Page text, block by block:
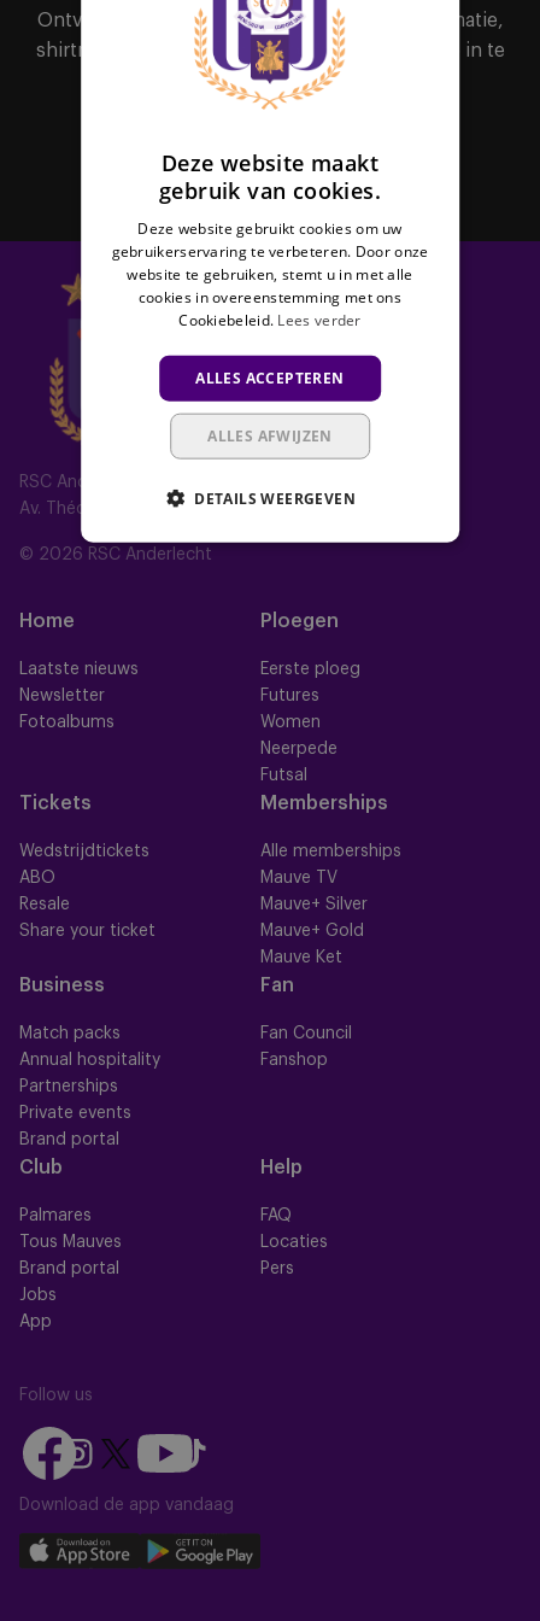
RSC Anderlecht
Av. Théo Verbeeck 2, 1070 Anderlecht, Belgium
© 2026 RSC Anderlecht
Home
Laatste nieuws
Newsletter
Fotoalbums
Ploegen
Eerste ploeg
Futures
Women
Neerpede
Futsal
Tickets
Wedstrijdtickets
ABO
Resale
Share your ticket
Memberships
Alle memberships
Mauve TV
Mauve+ Silver
Mauve+ Gold
Mauve Ket
Business
Match packs
Annual hospitality
Partnerships
Private events
Brand portal
Fan
Fan Council
Fanshop
Club
Palmares
Tous Mauves
Brand portal
Jobs
App
Help
FAQ
Locaties
Pers
Follow us
Follow
us
on
Follow
us
on
Instagram
Follow
on
X
(Twitter)
Follow
us
on
Follow
us
on
TikTok
Download de app vandaag
Download
Download
Ontvang als eerste alle nieuws, ticketinginformatie,
shirtreleases of interessante promoties door je in te
schrijven voor de nieuwsbrief.
Abonneer
Deze website maakt
gebruik van cookies.
Deze website gebruikt cookies om uw
gebruikerservaring te verbeteren. Door onze
website te gebruiken, stemt u in met alle
cookies in overeenstemming met ons
Cookiebeleid. Lees verder
ALLES ACCEPTEREN
ALLES AFWIJZEN
DETAILS WEERGEVEN